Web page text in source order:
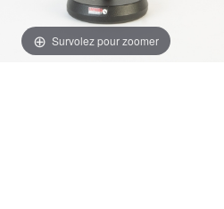
Survolez pour zoomer